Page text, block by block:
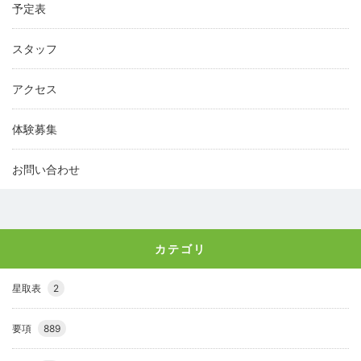
予定表
スタッフ
アクセス
体験募集
お問い合わせ
カテゴリ
星取表 2
要項 889